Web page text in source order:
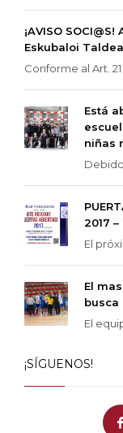
¡AVISO SOCI@S!
Eskubaloi Taldea
Conforme al Art.
Está
niñas
2017
El
El
busca
El
¡SÍGUENOS!